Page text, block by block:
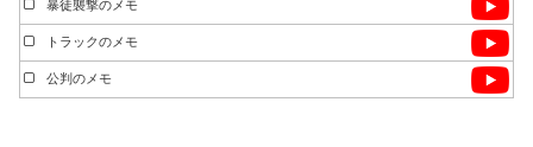
暴徒襲撃のメモ
トラックのメモ
公判のメモ